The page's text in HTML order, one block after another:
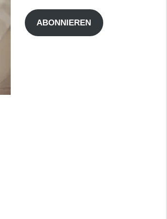
Adresse
ABONNIEREN